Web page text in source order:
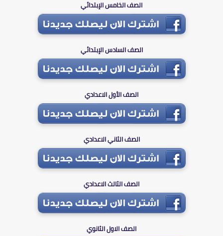
الصف الخامس الإبتدائي
الصف السادس الإبتدائي
الصف الأول الاعدادي
الصف الثاني الاعدادي
الصف الثالث الاعدادي
الصف الاول الثانوي